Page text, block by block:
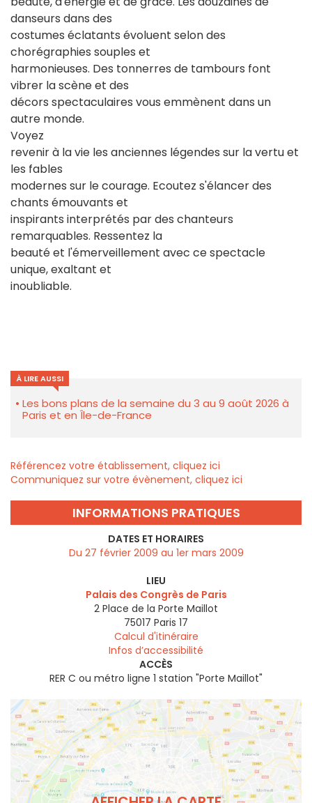
danseurs dans des
costumes éclatants évoluent selon des
chorégraphies souples et
harmonieuses. Des tonnerres de tambours font
vibrer la scène et des
décors spectaculaires vous emmènent dans un
autre monde.
Voyez
revenir à la vie les anciennes légendes sur la vertu et
les fables
modernes sur le courage. Ecoutez s'élancer des
chants émouvants et
inspirants interprétés par des chanteurs
remarquables. Ressentez la
beauté et l'émerveillement avec ce spectacle
unique, exaltant et
inoubliable.
À LIRE AUSSI
Les bons plans de la semaine du 3 au 9 août 2026 à
Paris et en Île-de-France
Référencez votre établissement, cliquez ici
Communiquez sur votre évènement, cliquez ici
INFORMATIONS PRATIQUES
DATES ET HORAIRES
Du 27 février 2009 au 1er mars 2009
LIEU
Palais des Congrès de Paris
2 Place de la Porte Maillot
75017 Paris 17
Calcul d'itinéraire
Infos d’accessibilité
ACCÈS
RER C ou métro ligne 1 station "Porte Maillot"